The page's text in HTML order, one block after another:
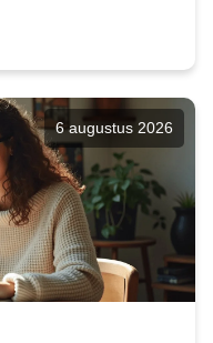
6 augustus 2026